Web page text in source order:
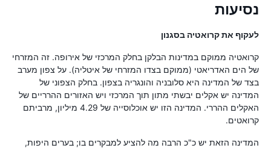
נסיעות
לעקוף את קרואטיה בסגנון
קרואטיה ממוקם במדינות הבלקן בחלק המרכזי של אירופה. זה המזרחי
של הים האדריאטי (ממוקם בצדו המזרחי של איטליה). על צפון מערב
בצד של המדינה היא סלובניה והונגריה בצפון. בחלק הצפוני של
המדינה יש אקלים יבשתי מתון תוך המרכזי ויש האזורים ההרריים של
האקלים ההררי. המדינה הזו יש אוכלוסייה של 4.29 מיליון, מרביתם
קרואטים.
המדינה הזאת יש כ"כ הרבה מה להציע למבקרים בו; בערים היפות,